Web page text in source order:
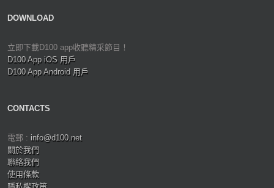
DOWNLOAD
立即下載D100 app收聽精采節目！
D100 App iOS 用戶
D100 App Android 用戶
CONTACTS
電郵 : info@d100.net
關於我們
聯絡我們
使用條款